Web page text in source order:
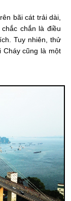
bãi cát trải dài,
chắn là điều
Tuy nhiên, thử
Cháy cũng là một